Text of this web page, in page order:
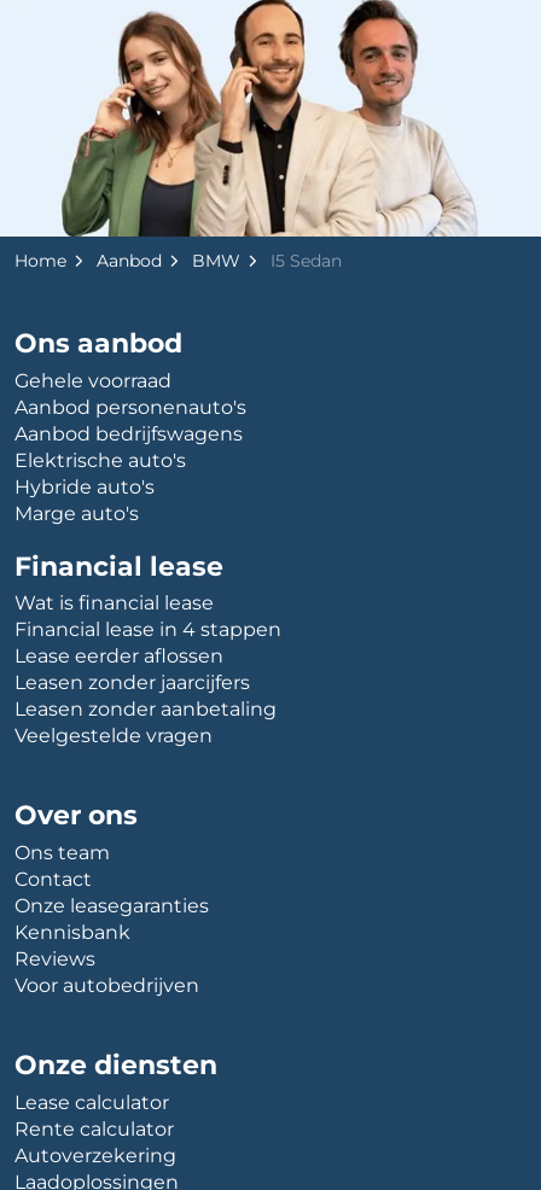
Home Aanbod BMW I5 Sedan
Ons aanbod
Gehele voorraad
Aanbod personenauto's
Aanbod bedrijfswagens
Elektrische auto's
Hybride auto's
Marge auto's
Financial lease
Wat is financial lease
Financial lease in 4 stappen
Lease eerder aflossen
Leasen zonder jaarcijfers
Leasen zonder aanbetaling
Veelgestelde vragen
Over ons
Ons team
Contact
Onze leasegaranties
Kennisbank
Reviews
Voor autobedrijven
Onze diensten
Lease calculator
Rente calculator
Autoverzekering
Laadoplossingen